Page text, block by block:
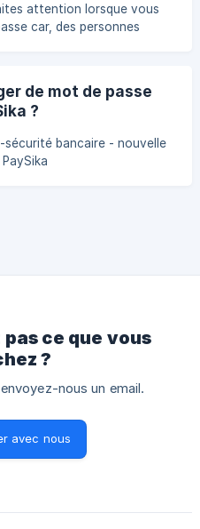
attention lorsque vous
car, des personnes
Définissez un mot de passe
sous aucun prétexte votre
• U
de mot de passe
?
sécurité bancaire - nouvelle
ce que vous
?
nous un email.
avec nous